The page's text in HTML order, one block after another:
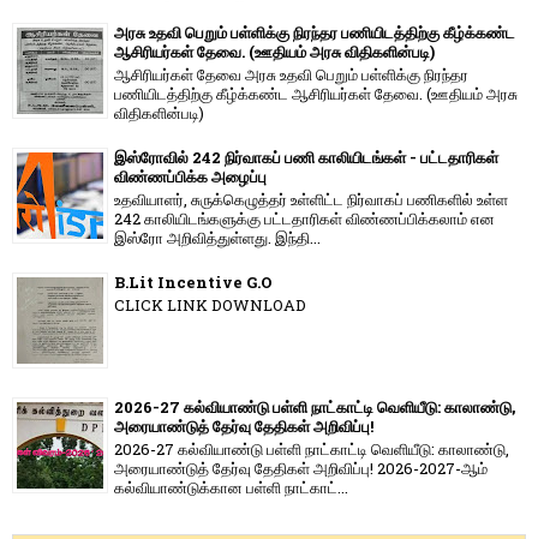
அரசு உதவி பெறும் பள்ளிக்கு நிரந்தர பணியிடத்திற்கு கீழ்க்கண்ட
ஆசிரியர்கள் தேவை. (ஊதியம் அரசு விதிகளின்படி)
ஆசிரியர்கள் தேவை அரசு உதவி பெறும் பள்ளிக்கு நிரந்தர
பணியிடத்திற்கு கீழ்க்கண்ட ஆசிரியர்கள் தேவை. (ஊதியம் அரசு
விதிகளின்படி)
இஸ்ரோவில் 242 நிர்வாகப் பணி காலியிடங்கள் - பட்டதாரிகள்
விண்ணப்பிக்க அழைப்பு
உதவியாளர், சுருக்கெழுத்தர் உள்ளிட்ட நிர்வாகப் பணிகளில் உள்ள
242 காலியிடங்களுக்கு பட்டதாரிகள் விண்ணப்பிக்கலாம் என
இஸ்ரோ அறிவித்துள்ளது. இந்தி...
B.Lit Incentive G.O
CLICK LINK DOWNLOAD
2026-27 கல்வியாண்டு பள்ளி நாட்காட்டி வெளியீடு: காலாண்டு,
அரையாண்டுத் தேர்வு தேதிகள் அறிவிப்பு!
2026-27 கல்வியாண்டு பள்ளி நாட்காட்டி வெளியீடு: காலாண்டு,
அரையாண்டுத் தேர்வு தேதிகள் அறிவிப்பு! 2026-2027-ஆம்
கல்வியாண்டுக்கான பள்ளி நாட்காட்...